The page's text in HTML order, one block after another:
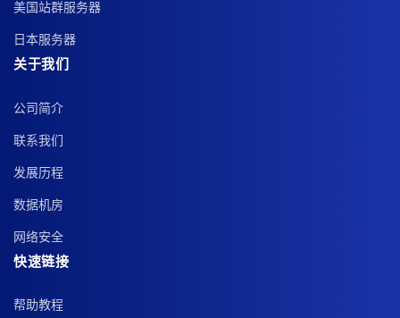
美国站群服务器
日本服务器
关于我们
公司简介
联系我们
发展历程
数据机房
网络安全
快速链接
帮助教程